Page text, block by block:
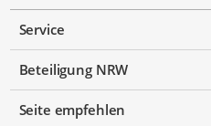
Service
Beteiligung NRW
Seite empfehlen